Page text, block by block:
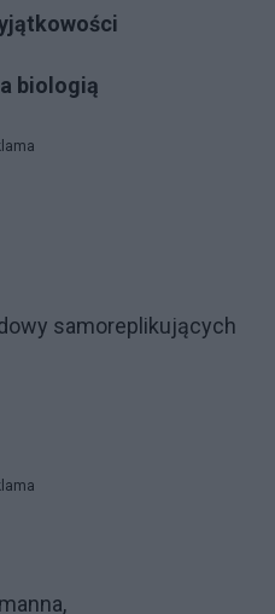
biologią
samoreplikujących